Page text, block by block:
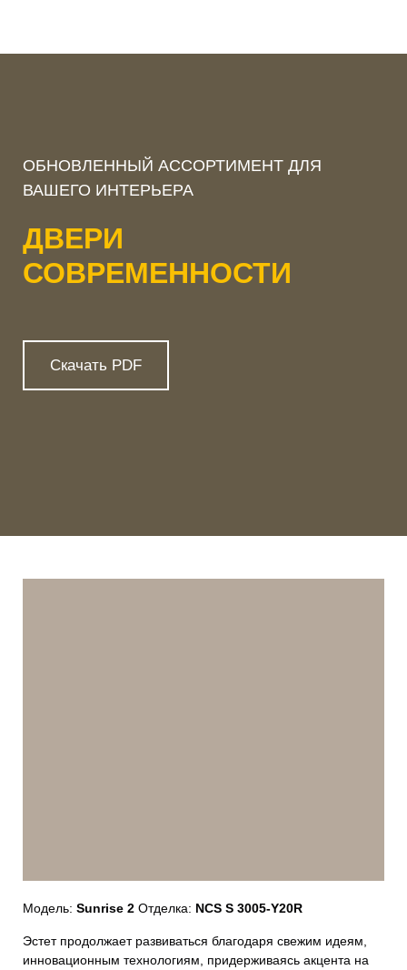
ОБНОВЛЕННЫЙ АССОРТИМЕНТ ДЛЯ
ВАШЕГО ИНТЕРЬЕРА
ДВЕРИ
СОВРЕМЕННОСТИ
Скачать PDF
Модель: Sunrise 2 Отделка: NCS S 3005-Y20R
Эстет продолжает развиваться благодаря свежим идеям,
инновационным технологиям, придерживаясь акцента на